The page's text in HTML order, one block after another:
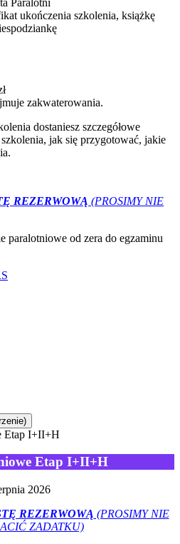
ukończenia szkolenia, książkę
zakwaterowania.
dostaniesz szczegółowe
jak się przygotować, jakie
REZERWOWĄ (PROSIMY NIE
paralotniowe od zera do egzaminu
Etap I+II+H
Etap I+II+H
2026
REZERWOWĄ (PROSIMY NIE
ZADATKU)